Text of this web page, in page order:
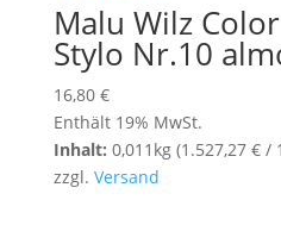
Malu Wilz
Stylo Nr.10
16,80 €
Enthält 19% MwSt.
Inhalt: 0,011kg (1.527,27 €/
zzgl. Versand